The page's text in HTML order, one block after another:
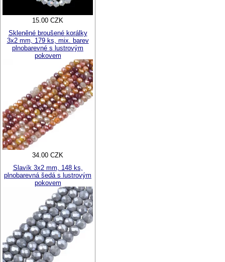
15.00 CZK
Skleněné broušené korálky
3x2 mm, 179 ks, mix. barev
plnobarevné s lustrovým
pokovem
34.00 CZK
Slavík 3x2 mm, 148 ks,
plnobarevná šedá s lustrovým
pokovem